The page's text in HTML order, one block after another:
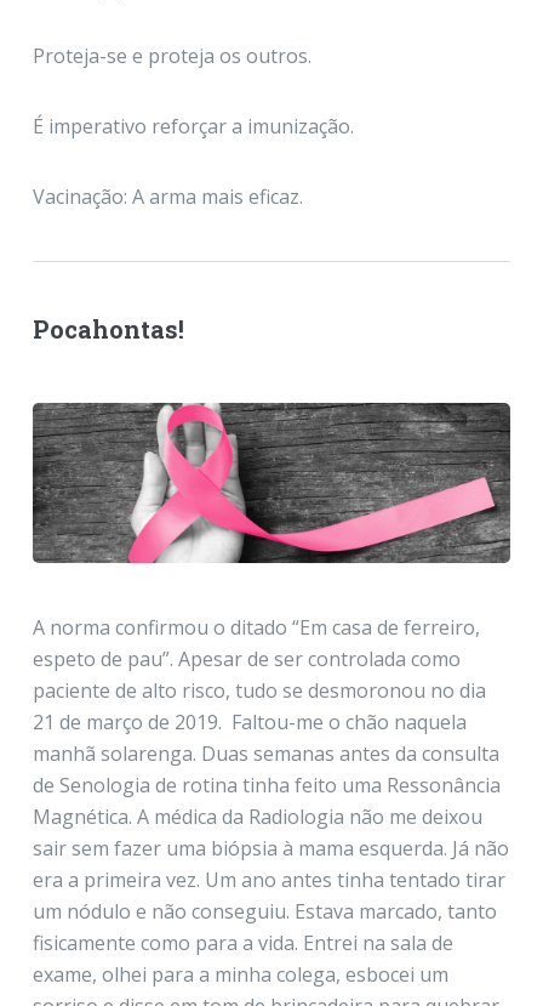
Proteja-se e proteja os outros.
É imperativo reforçar a imunização.
Vacinação: A arma mais eficaz.
Pocahontas!
A norma confirmou o ditado “Em casa de ferreiro,
espeto de pau”. Apesar de ser controlada como
paciente de alto risco, tudo se desmoronou no dia
21 de março de 2019. Faltou-me o chão naquela
manhã solarenga. Duas semanas antes da consulta
de Senologia de rotina tinha feito uma Ressonância
Magnética. A médica da Radiologia não me deixou
sair sem fazer uma biópsia à mama esquerda. Já não
era a primeira vez. Um ano antes tinha tentado tirar
um nódulo e não conseguiu. Estava marcado, tanto
fisicamente como para a vida. Entrei na sala de
exame, olhei para a minha colega, esbocei um